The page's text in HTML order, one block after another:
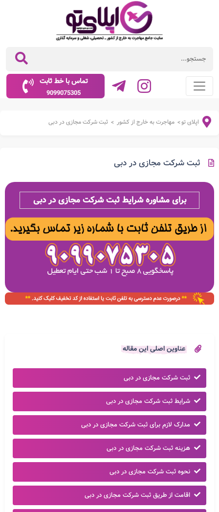
تماس با خط ثابت
9099075305
اپلای تو> مهاجرت به خارج از کشور > ثبت شرکت مجازی در دبی
ثبت شرکت مجازی در دبی
برای مشاوره شرایط ثبت شرکت مجازی در دبی
عناوین اصلی این مقاله
ثبت شرکت مجازی در دبی
شرایط ثبت شرکت مجازی در دبی
مدارک لازم برای ثبت شرکت مجازی در دبی
هزینه ثبت شرکت مجازی در دبی
نحوه ثبت شرکت مجازی در دبی
اقامت از طریق ثبت شرکت مجازی در دبی